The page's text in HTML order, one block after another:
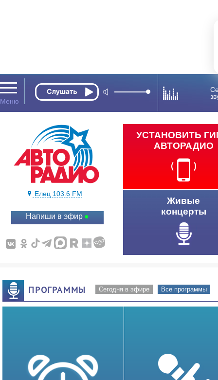
Елец 103.6 FM
Напиши в эфир
УСТАНОВИТЬ
АВТОРАДИО
Живые
концерты
ПРОГРАММЫ Сегодня в эфире Все программы